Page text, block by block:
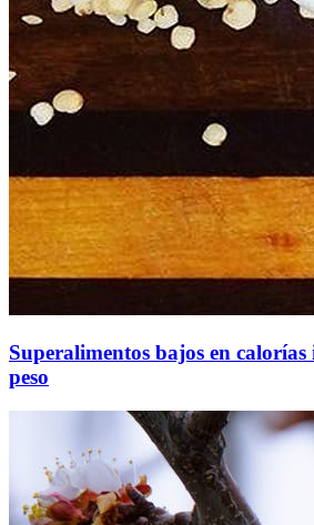
Superalimentos bajos en
peso